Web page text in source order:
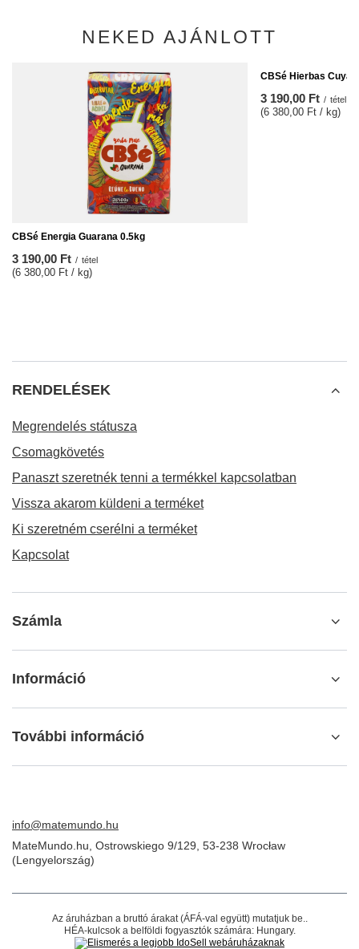
NEKED AJÁNLOTT
CBSé Energia Guarana 0.5kg
3 190,00 Ft / tétel
(6 380,00 Ft / kg)
CBSé Hierbas
3 190,00 Ft / tétel
(6 380,00 Ft / kg)
RENDELÉSEK
Megrendelés státusza
Csomagkövetés
Panaszt szeretnék tenni a termékkel kapcsolatban
Vissza akarom küldeni a terméket
Ki szeretném cserélni a terméket
Kapcsolat
Számla
Információ
További információ
info@matemundo.hu
MateMundo.hu Ostrowskiego 9/129 53-238 Wrocław
(Lengyelország)
Az áruházban a bruttó árakat (ÁFÁ-val együtt) mutatjuk be..
HÉA-kulcsok a belföldi fogyasztók számára: Hungary.